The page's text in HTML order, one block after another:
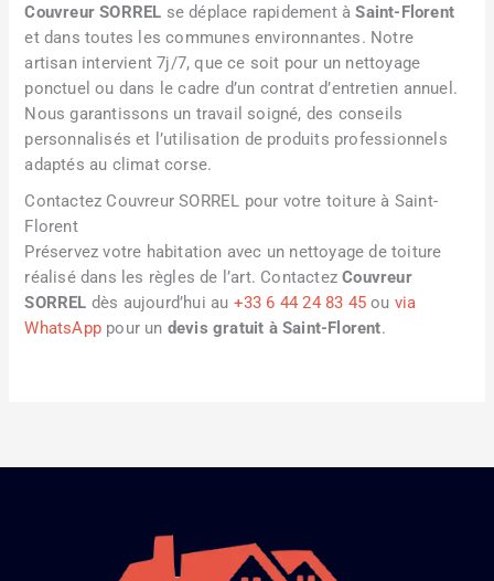
Couvreur SORREL se déplace rapidement àSaint-Florent
et dans toutes les communes environnantes. Notre
artisan intervient 7j/7, que ce soit pour un nettoyage
ponctuel ou dans le cadre d’un contrat d’entretien annuel.
Nous garantissons un travail soigné, des conseils
personnalisés et l’utilisation de produits professionnels
adaptés au climat corse.
Contactez Couvreur SORREL pour votre toiture à Saint-
Florent
Préservez votre habitation avec un nettoyage de toiture
réalisé dans les règles de l’art. ContactezCouvreur
SORREL dès aujourd’hui au +33 6 44 24 83 45 ou via
WhatsApp pour un devis gratuit à Saint-Florent.